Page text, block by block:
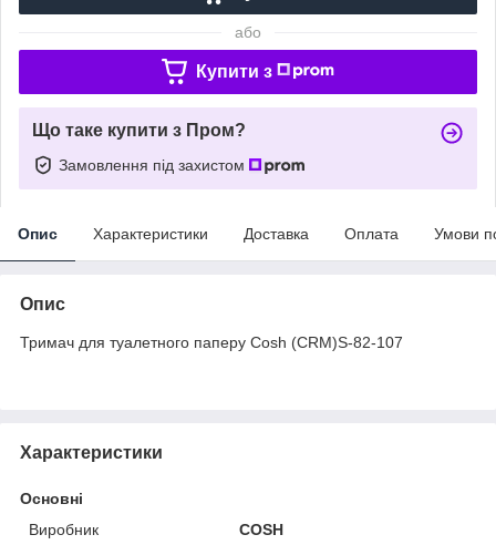
або
Купити з
Що таке купити з Пром?
Замовлення під захистом
Опис Характеристики Доставка Оплата Умови
Опис
Тримач для туалетного паперу Cosh (CRM)S-82-107
Характеристики
Основні
Виробник
COSH